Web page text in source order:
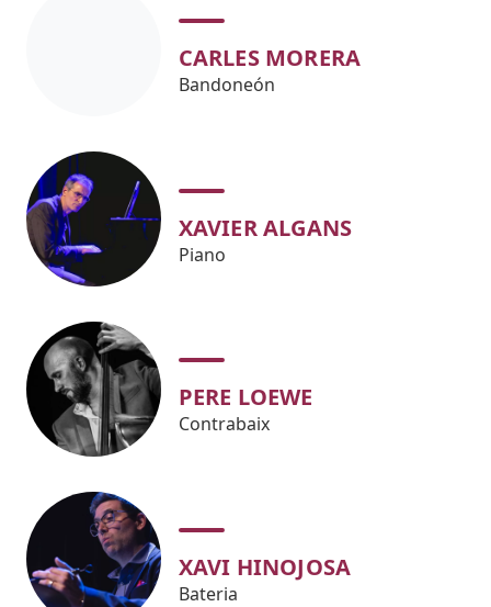
CARLES MORERA
Bandoneón
XAVIER ALGANS
Piano
PERE LOEWE
Contrabaix
XAVI HINOJOSA
Bateria